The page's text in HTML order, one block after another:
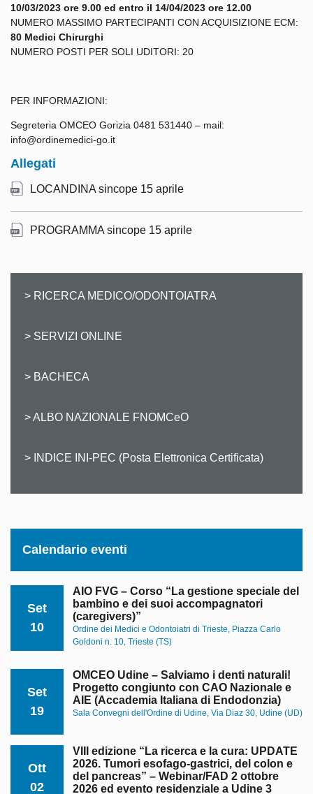
10/03/2023 ore 9.00 ed entro il 14/04/2023 ore 12.00
NUMERO MASSIMO PARTECIPANTI CON ACQUISIZIONE ECM:
80 Medici Chirurghi
NUMERO POSTI PER SOLI UDITORI: 20
PER INFORMAZIONI:
Segreteria OMCEO Gorizia 0481 531440 – mail:
info@ordinemedici-go.it
Allegati
LOCANDINA sincope 15 aprile
PROGRAMMA sincope 15 aprile
> RICERCA MEDICO/ODONTOIATRA
> SERVIZI ONLINE
> BACHECA
> ALBO NAZIONALE FNOMCeO
> INDICE INI-PEC (Posta Elettronica Certificata)
Calendario eventi
Set
10
AIO FVG – Corso “La gestione speciale del
bambino e dei suoi accompagnatori
(caregivers)”
Ordine dei Medici e Odontoiatri di Trieste, Piazza Carlo
Goldoni n. 10, Trieste (TS)
Set
19
OMCEO Udine – Salviamo i denti naturali!
Progetto congiunto con CAO Nazionale e
AIE (Accademia Italiana di Endodonzia)
Sala Convegni dell'Ordine di Udine, Via Diaz 30, Udine (UD)
Ott
02
VIII edizione “La ricerca e la cura: UPDATE
2026. Tumori esofago-gastrici, del colon e
del pancreas” – Webinar/FAD 2 ottobre
2026 ed evento residenziale a Udine 3